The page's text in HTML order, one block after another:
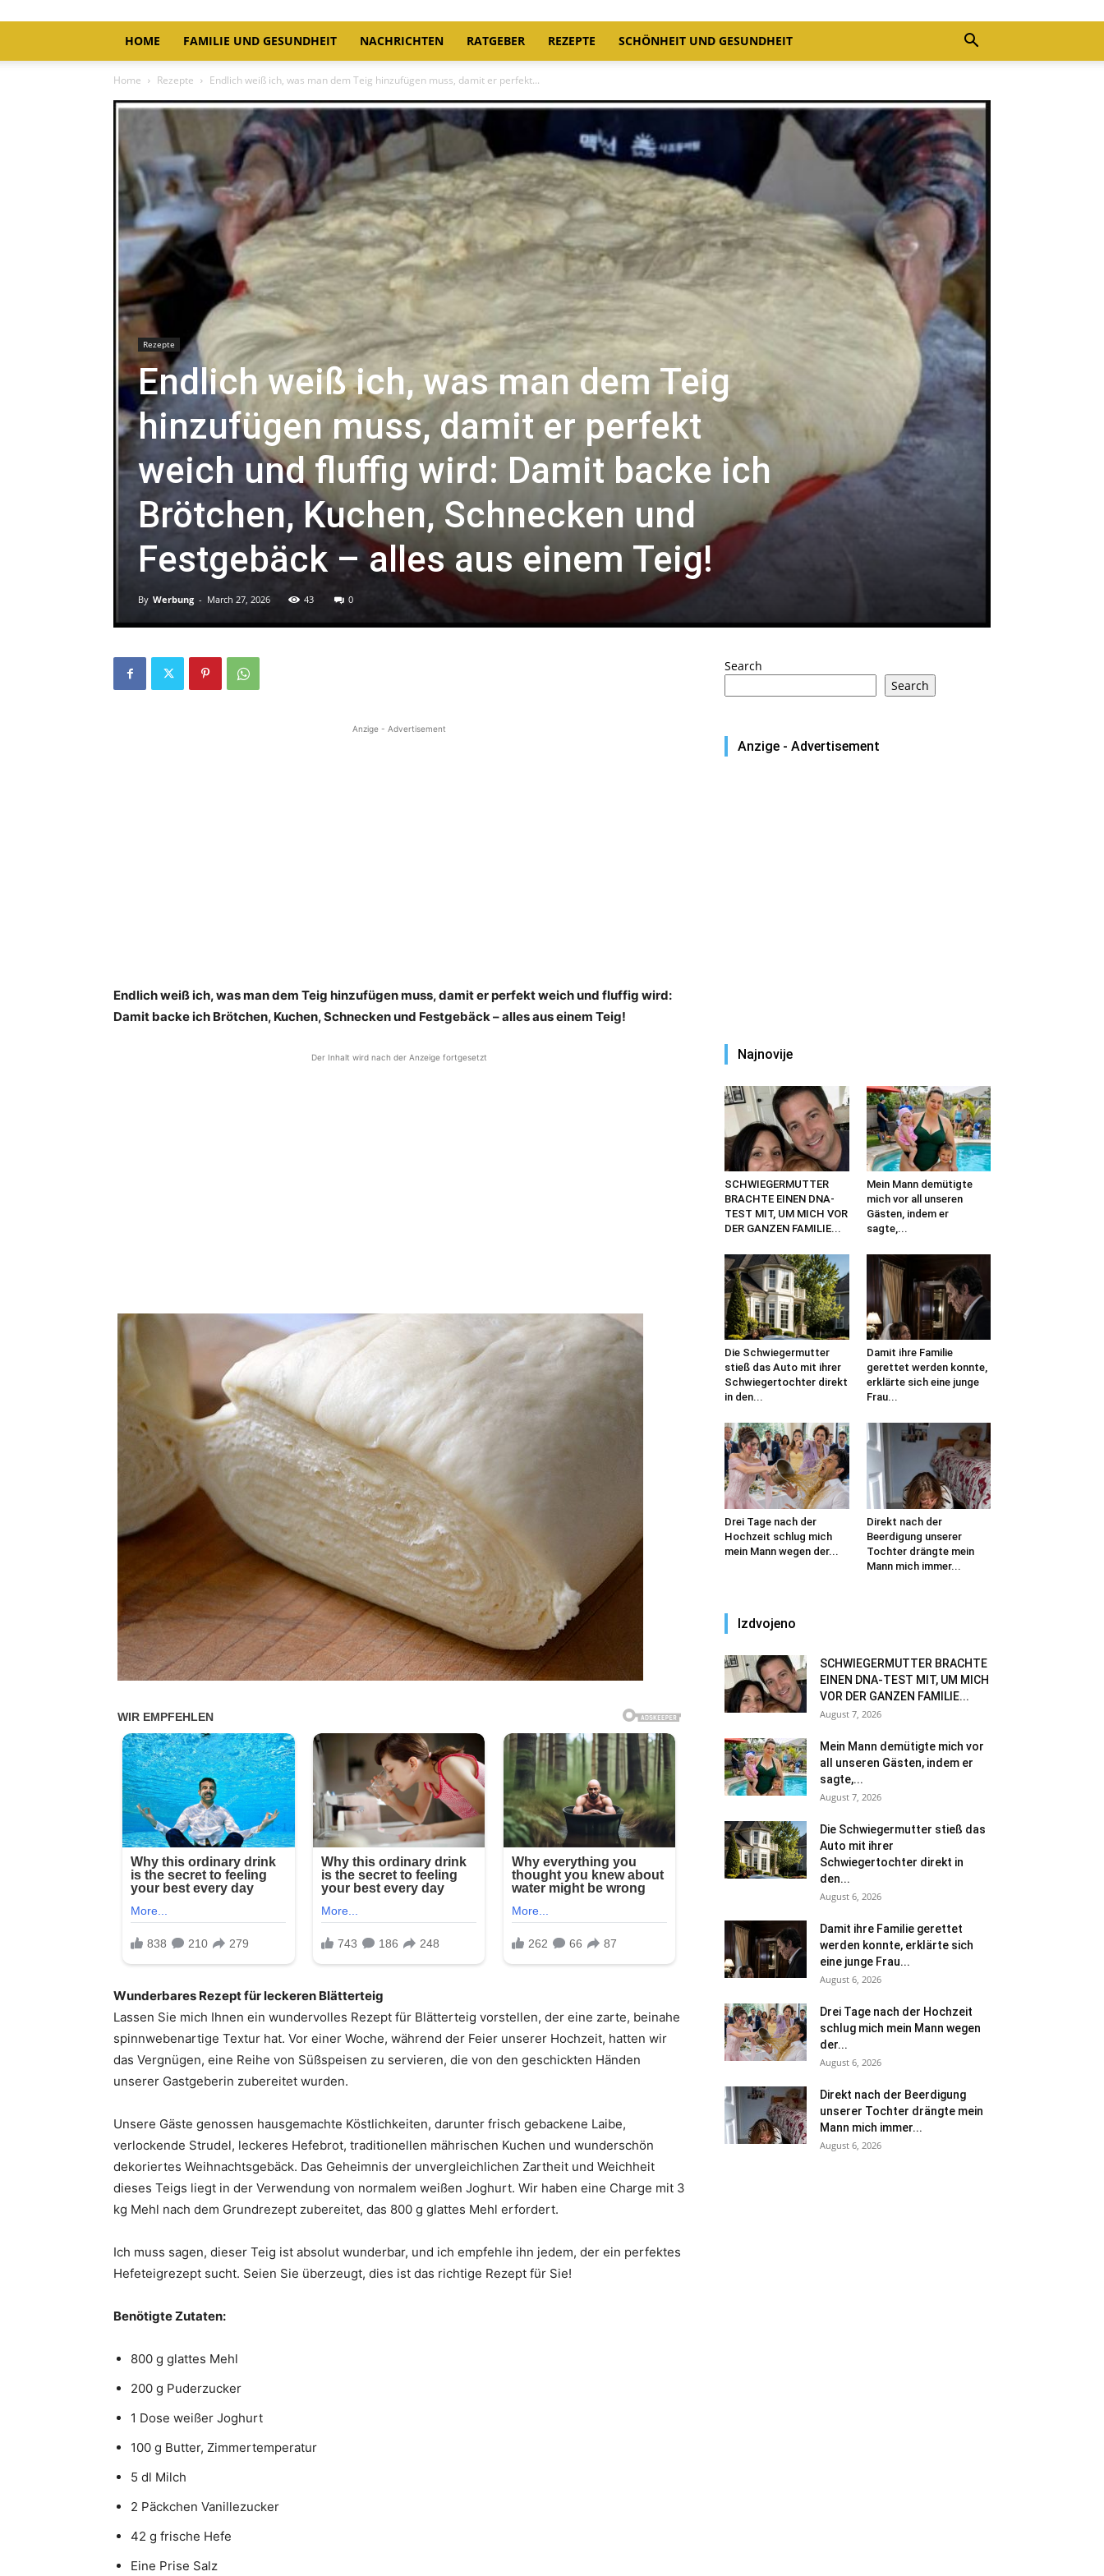
HOME FAMILIE UND GESUNDHEIT NACHRICHTEN RATGEBER REZEPTE SCHÖNHEIT UND GESUNDHEIT
Home Rezepte Endlich weiß ich, was man dem Teig hinzufügen muss, damit er perfekt...
Rezepte
Endlich weiß ich, was man dem Teig
hinzufügen muss, damit er perfekt
weich und fluffig wird: Damit backe ich
Brötchen, Kuchen, Schnecken und
Festgebäck – alles aus einem Teig!
By Werbung - March 27, 2026 43 0
Anzige - Advertisement
Endlich weiß ich, was man dem Teig hinzufügen muss, damit er perfekt weich und fluffig wird:
Damit backe ich Brötchen, Kuchen, Schnecken und Festgebäck – alles aus einem Teig!
Der Inhalt wird nach der Anzeige fortgesetzt
Wunderbares Rezept für leckeren Blätterteig
Lassen Sie mich Ihnen ein wundervolles Rezept für Blätterteig vorstellen, der eine zarte, beinahe
spinnwebenartige Textur hat. Vor einer Woche, während der Feier unserer Hochzeit, hatten wir
das Vergnügen, eine Reihe von Süßspeisen zu servieren, die von den geschickten Händen
unserer Gastgeberin zubereitet wurden.
Unsere Gäste genossen hausgemachte Köstlichkeiten, darunter frisch gebackene Laibe,
verlockende Strudel, leckeres Hefebrot, traditionellen mährischen Kuchen und wunderschön
dekoriertes Weihnachtsgebäck. Das Geheimnis der unvergleichlichen Zartheit und Weichheit
dieses Teigs liegt in der Verwendung von normalem weißen Joghurt. Wir haben eine Charge mit 3
kg Mehl nach dem Grundrezept zubereitet, das 800 g glattes Mehl erfordert.
Ich muss sagen, dieser Teig ist absolut wunderbar, und ich empfehle ihn jedem, der ein perfektes
Hefeteigrezept sucht. Seien Sie überzeugt, dies ist das richtige Rezept für Sie!
Benötigte Zutaten:
800 g glattes Mehl
200 g Puderzucker
1 Dose weißer Joghurt
100 g Butter, Zimmertemperatur
5 dl Milch
2 Päckchen Vanillezucker
42 g frische Hefe
Eine Prise Salz
Search
Search
Anzige - Advertisement
Najnovije
SCHWIEGERMUTTER
BRACHTE EINEN DNA-
TEST MIT, UM MICH VOR
DER GANZEN FAMILIE...
Mein Mann demütigte
mich vor all unseren
Gästen, indem er
sagte,...
Die Schwiegermutter
stieß das Auto mit ihrer
Schwiegertochter direkt
in den...
Damit ihre Familie
gerettet werden konnte,
erklärte sich eine junge
Frau...
Drei Tage nach der
Hochzeit schlug mich
mein Mann wegen der...
Direkt nach der
Beerdigung unserer
Tochter drängte mein
Mann mich immer...
Izdvojeno
SCHWIEGERMUTTER BRACHTE
EINEN DNA-TEST MIT, UM MICH
VOR DER GANZEN FAMILIE...
August 7, 2026
Mein Mann demütigte mich vor
all unseren Gästen, indem er
sagte,...
August 7, 2026
Die Schwiegermutter stieß das
Auto mit ihrer
Schwiegertochter direkt in
den...
August 6, 2026
Damit ihre Familie gerettet
werden konnte, erklärte sich
eine junge Frau...
August 6, 2026
Drei Tage nach der Hochzeit
schlug mich mein Mann wegen
der...
August 6, 2026
Direkt nach der Beerdigung
unserer Tochter drängte mein
Mann mich immer...
August 6, 2026